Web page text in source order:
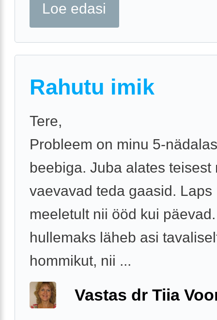
Loe edasi
Rahutu imik
Tere,
Probleem on minu 5-
beebiga. Juba alates teisest
vaevavad teda gaasid. Laps
meeletult nii ööd kui
hullemaks läheb asi
hommikut, nii ...
Vastas dr Tiia